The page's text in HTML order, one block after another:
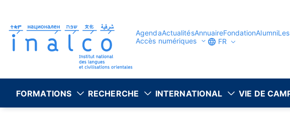
principal
AgendaActualitésAnnuaireFondationAlumni
Accès numériques
FR
FORMATIONS RECHERCHE INTERNATIONAL VIE DE